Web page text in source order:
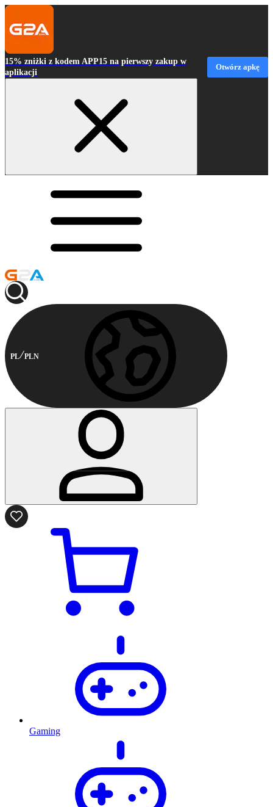
15% zniżki z kodem APP15 na pierwszy zakup w
aplikacji
Otwórz apkę
PL PLN
Gaming